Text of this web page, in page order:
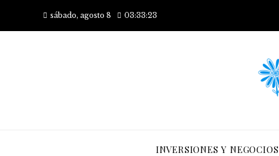
sábado, agosto 8 03:33:24
INVERSIONES Y NEGOCIOS